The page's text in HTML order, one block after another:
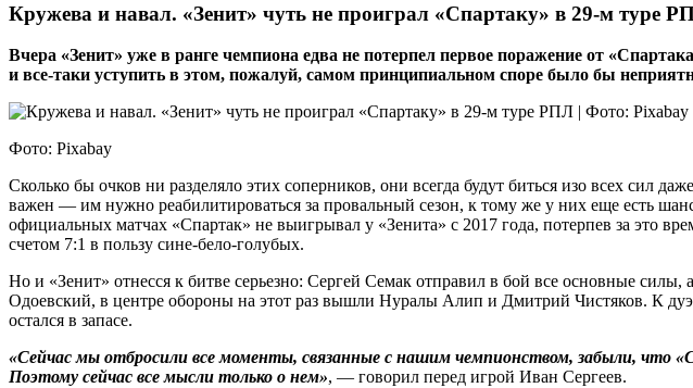
Кружева и навал. «Зенит» чуть не проиграл «Спартаку» в 29-м туре
Вчера «Зенит» уже в ранге чемпиона едва не потерпел первое поражение от
и все‑таки уступить в этом, пожалуй, самом принципиальном споре было бы
Фото: Pixabay
Сколько бы очков ни разделяло этих соперников, они всегда будут биться изо всех сил
важен — им нужно реабилитироваться за провальный сезон, к тому же у них еще есть
официальных матчах «Спартак» не выигрывал у «Зенита» с 2017 года, потерпев за это
счетом 7:1 в пользу сине-бело-голубых.
Но и «Зенит» отнесся к битве серьезно: Сергей Семак отправил в бой все основные
Одоевский, в центре обороны на этот раз вышли Нуралы Алип и Дмитрий Чистяков. К
остался в запасе.
«Сейчас мы отбросили все моменты, связанные с нашим чемпионством, забыли, что
Поэтому сейчас все мысли только о нем», — говорил перед игрой Иван Сергеев.